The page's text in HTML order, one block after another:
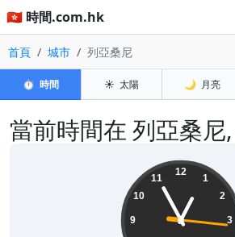
🇭🇰 時間.com.hk
首頁 城市 列亞桑尼
⏱️ 時間 ☀️ 太陽 🌙 月亮
當前時間在 列亞桑
12
1
2
3
9
10
11